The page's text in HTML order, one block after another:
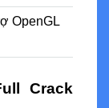
OpenGL
Crack